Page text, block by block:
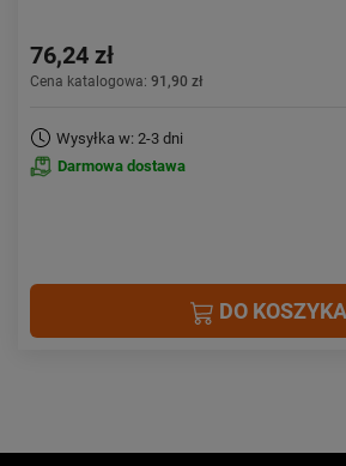
76,24 zł
Cena katalogowa: 91,90 zł
Wysyłka w: 2-3 dni
Darmowa dostawa
DO KOSZYKA